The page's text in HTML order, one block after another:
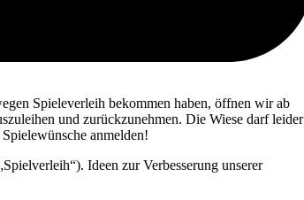
Spieleverleih bekommen haben, öffnen wir ab
und zurückzunehmen. Die Wiese darf leider
anmelden!
Ideen zur Verbesserung unserer